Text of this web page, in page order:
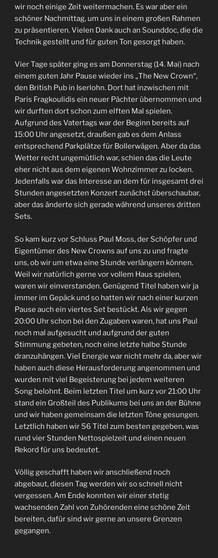
wir noch einige Zeit weitermachen. Es war aber ein
schöner Nachmittag, um uns in einem großen Rahmen
zu präsentieren. Vielen Dank auch an Sounddoc, die die
Technik gestellt und für guten Ton gesorgt haben.
Vier Tage später ging es am Donnerstag (14. Mai) nach
einem guten Jahr Pause wieder ins „The New Crown“,
den British Pub in Iserlohn. Dort hat inzwischen mit
Paris Fragkoulidis ein neuer Pächter übernommen und
wir durften dort schon zum elften Mal spielen.
Aufgrund des Vatertags war der Beginn bereits auf
15:00 Uhr angesetzt, draußen gab es dem Anlass
entsprechend Parkplätze für Bollerwägen. Aber da das
Wetter recht ungemütlich war, schien das die Leute
eher nicht aus dem eigenen Wohnzimmer zu locken.
Jedenfalls war das Interesse an dem für insgesamt drei
Stunden angesetzten Konzert zunächst überschaubar,
aber das änderte sich gerade während unseres dritten
Sets.
So kam kurz vor Schluss Paul Moss, der Schöpfer und
Eigentümer des New Crowns auf uns zu und fragte
uns, ob wir um etwa eine Stunde verlängern können.
Weil wir natürlich gerne vor vollem Haus spielen,
waren wir einverstanden. Genügend Titel haben wir ja
immer im Gepäck und so hatten wir nach einer kurzen
Pause auch ein viertes Set bestückt. Als wir gegen
20:00 Uhr schon bei den Zugaben waren, hat uns Paul
noch mal aufgesucht und aufgrund der guten
Stimmung gebeten, noch eine letzte halbe Stunde
dranzuhängen. Viel Energie war nicht mehr da, aber wir
haben auch diese Herausforderung angenommen und
wurden mit viel Begeisterung bei jedem weiteren
Song belohnt. Beim letzten Titel um kurz vor 21:00 Uhr
stand ein Großteil des Publikums bei uns an der Bühne
und wir haben gemeinsam die letzten Töne gesungen.
Letztlich haben wir 56 Titel zum besten gegeben, was
rund vier Stunden Nettospielzeit und einen neuen
Rekord für uns bedeutet.
Völlig geschafft haben wir anschließend noch
abgebaut, diesen Tag werden wir so schnell nicht
vergessen. Am Ende konnten wir einer stetig
wachsenden Zahl von Zuhörenden eine schöne Zeit
bereiten, dafür sind wir gerne an unsere Grenzen
gegangen.